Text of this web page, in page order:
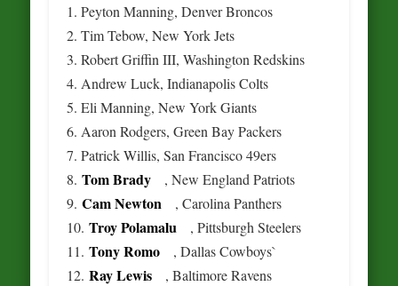
1. Peyton Manning, Denver Broncos
2. Tim Tebow, New York Jets
3. Robert Griffin III, Washington Redskins
4. Andrew Luck, Indianapolis Colts
5. Eli Manning, New York Giants
6. Aaron Rodgers, Green Bay Packers
7. Patrick Willis, San Francisco 49ers
8.Tom Brady
, New England Patriots
9.Cam Newton
, Carolina Panthers
10.Troy Polamalu
, Pittsburgh Steelers
11.Tony Romo
, Dallas Cowboys`
12.Ray Lewis
, Baltimore Ravens